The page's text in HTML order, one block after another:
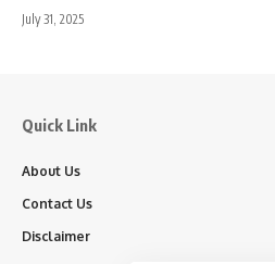
July 31, 2025
Quick Link
About Us
Contact Us
Disclaimer